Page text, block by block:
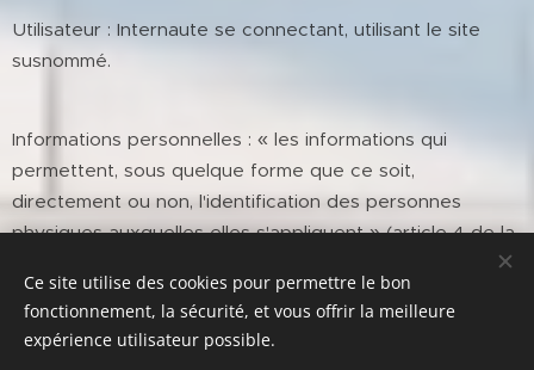
Utilisateur : Internaute se connectant, utilisant le site
susnommé.
Informations personnelles : « les informations qui
permettent, sous quelque forme que ce soit,
directement ou non, l'identification des personnes
physiques auxquelles elles s'appliquent » (article 4 de la
Ce site utilise des cookies pour permettre le bon
fonctionnement, la sécurité, et vous offrir la meilleure
expérience utilisateur possible.